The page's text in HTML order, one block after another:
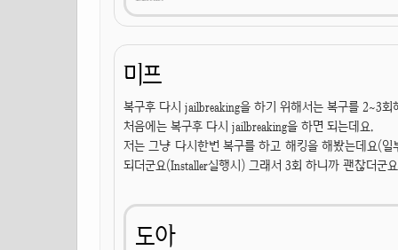
미프
복구후 다시 jailbreaking을 하기 위해서는 복구를 2~3회
처음에는 복구후 다시 jailbreaking을 하면 되는데요.
저는 그냥 다시한번 복구를 하고 해킹을 해봤는데요(
되더군요(Installer실행시) 그래서 3회 하니까 괜찮더군
도아